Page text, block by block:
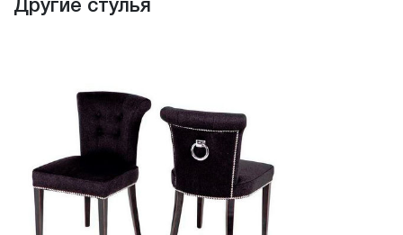
Другие стулья